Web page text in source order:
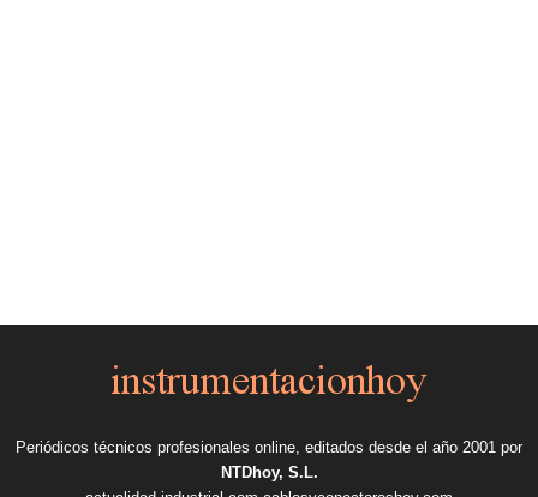
Periódicos técnicos profesionales online, editados desde el año 2001 por
NTDhoy, S.L.